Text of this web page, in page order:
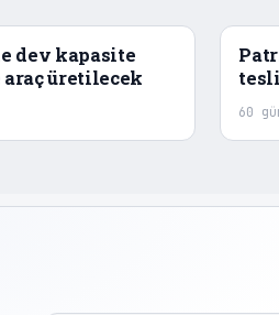
dev kapasite
araç üretilecek
60